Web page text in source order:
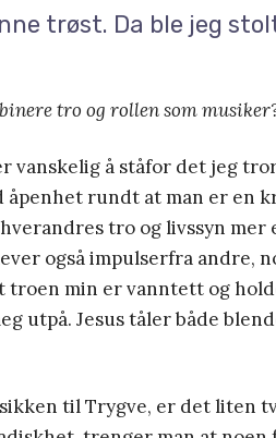
trøst. Da ble jeg
tro og rollen som
vanskelig å ståfor det jeg
rundt at man er en
tro og livssyn mer
også impulserfra andre,
troen min er vanntett og
utpå. Jesus tåler både
til Trygve, er det liten